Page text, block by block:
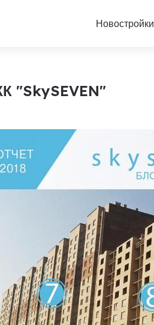
Новостройки
"SkySEVEN"